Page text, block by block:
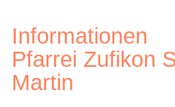
Informationen
Pfarrei Zufikon
Martin